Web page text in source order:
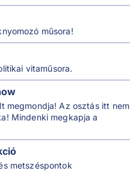
műsora!
vitaműsora.
megmondja! Az osztás itt nem
Mindenki megkapja a
metszéspontok